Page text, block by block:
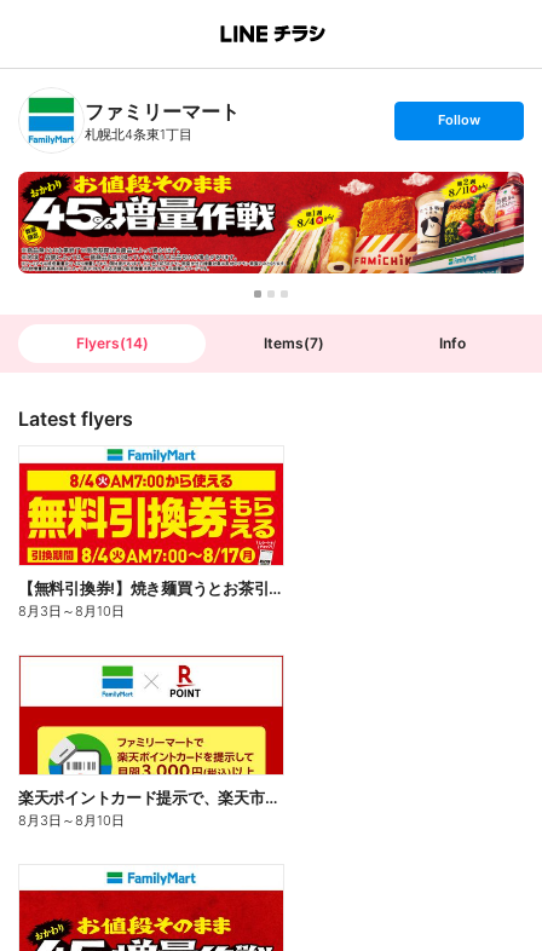
B
n
T
ファミリーマート
札幌北4条東1丁目
s
t
o
l
l
o
w
Follow
Flyers(14) Items(7) Info
Latest flyers
【無料引換券!】焼き麺買うとお茶引換券貰える!
8月3日 ～8月10日
楽天ポイントカード提示で、楽天市場でのお買い物がおトクに!
8月3日 ～8月10日